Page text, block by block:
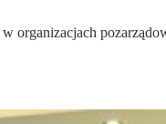
organizacjach